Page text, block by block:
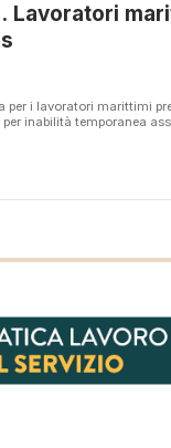
Lavoratori
per i lavoratori marittimi
inabilità temporanea